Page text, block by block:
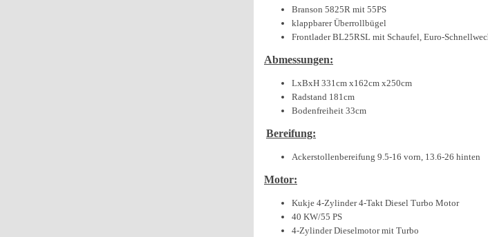
Branson 5825R mit 55PS
klappbarer Überrollbügel
Frontlader BL25RSL mit Schaufel, Euro-
Abmessungen:
LxBxH 331cm x162cm x250cm
Radstand 181cm
Bodenfreiheit 33cm
Bereifung:
Ackerstollenbereifung 9.5-16 vorn, 13.6-26 hinten
Motor:
Kukje 4-Zylinder 4-Takt Diesel Turbo Motor
40 KW/55 PS
4-Zylinder Dieselmotor mit Turbo